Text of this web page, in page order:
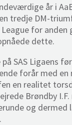
år i
tredje DM-
League for
dette.
SAS Ligaens
forår med en
en realitet
Brøndby
og